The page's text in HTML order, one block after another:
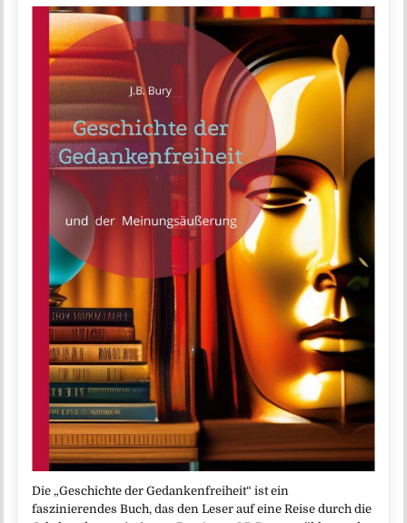
Die „Geschichte der Gedankenfreiheit“ ist ein
faszinierendes Buch, das den Leser auf eine Reise durch die